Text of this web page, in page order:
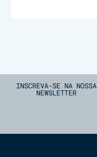
INSCREVA-SE NA NOSSA
NEWSLETTER